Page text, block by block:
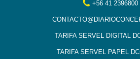
+56 41 2396800
TARIFA SERVEL DIGITAL
TARIFA SERVEL PAPEL